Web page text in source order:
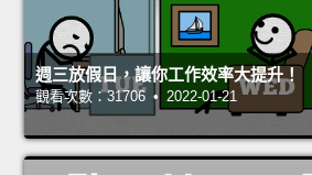
週三放假日，讓你工作效率大提升！
觀看次數：31706 • 2022-01-21